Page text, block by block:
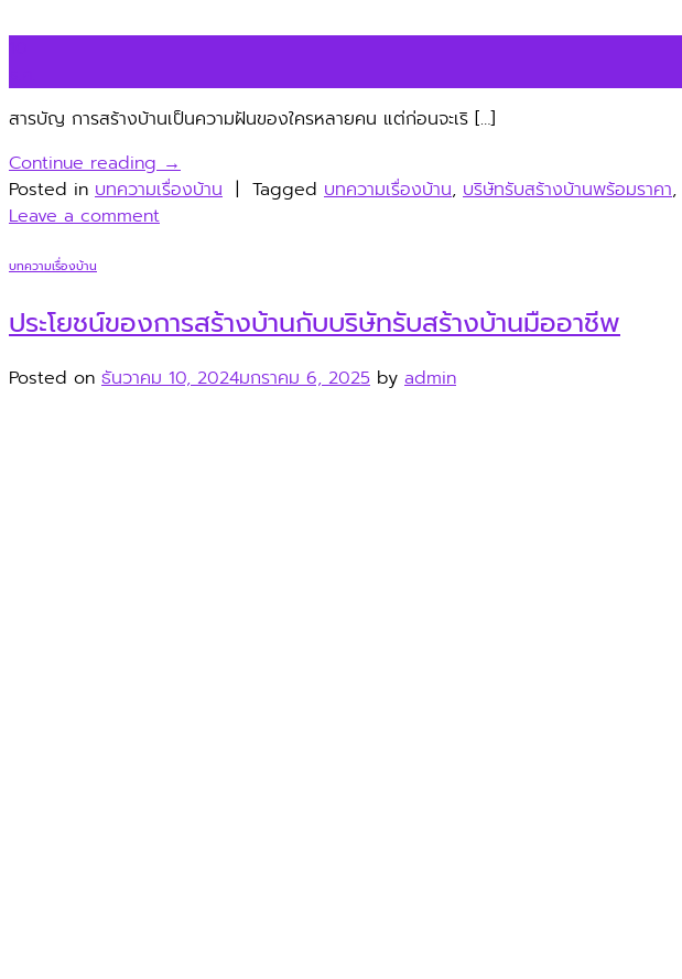
สารบัญ การสร้างบ้านเป็นความฝันของใครหลายคน แต่ก่อนจะเริ […]
Continue reading→
Posted in บทความเรื่องบ้าน | Tagged บทความเรื่องบ้าน, บริษัทรับสร้างบ้านพร้อมราคา,
Leave a comment
บทความเรื่องบ้าน
ประโยชน์ของการสร้างบ้านกับบริษัทรับสร้างบ้านมืออาชีพ
Posted on ธันวาคม 10, 2024มกราคม 6, 2025 by admin